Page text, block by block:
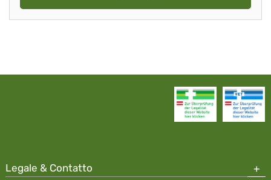
Legale & Contatto